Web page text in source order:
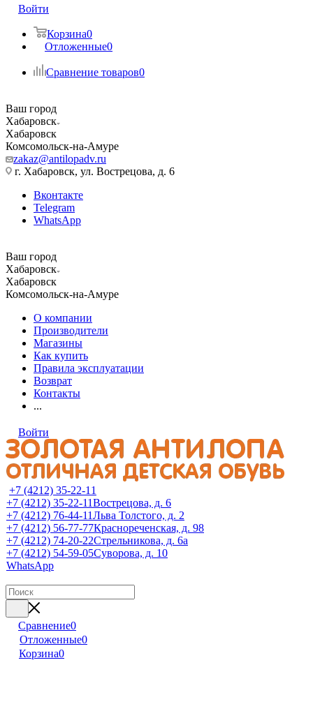
Войти
Корзина0
Отложенные0
Сравнение товаров0
Ваш город
Хабаровск
Хабаровск
Комсомольск-на-Амуре
zakaz@antilopadv.ru
г. Хабаровск, ул. Вострецова, д. 6
Вконтакте
Telegram
WhatsApp
Ваш город
Хабаровск
Хабаровск
Комсомольск-на-Амуре
О компании
Производители
Магазины
Как купить
Правила эксплуатации
Возврат
Контакты
...
Войти
+7 (4212) 35-22-11
+7 (4212) 35-22-11Вострецова, д. 6
+7 (4212) 76-44-11Льва Толстого, д. 2
+7 (4212) 56-77-77Краснореченская, д. 98
+7 (4212) 74-20-22Стрельникова, д. 6а
+7 (4212) 54-59-05Суворова, д. 10
WhatsApp
Сравнение0
Отложенные0
Корзина0